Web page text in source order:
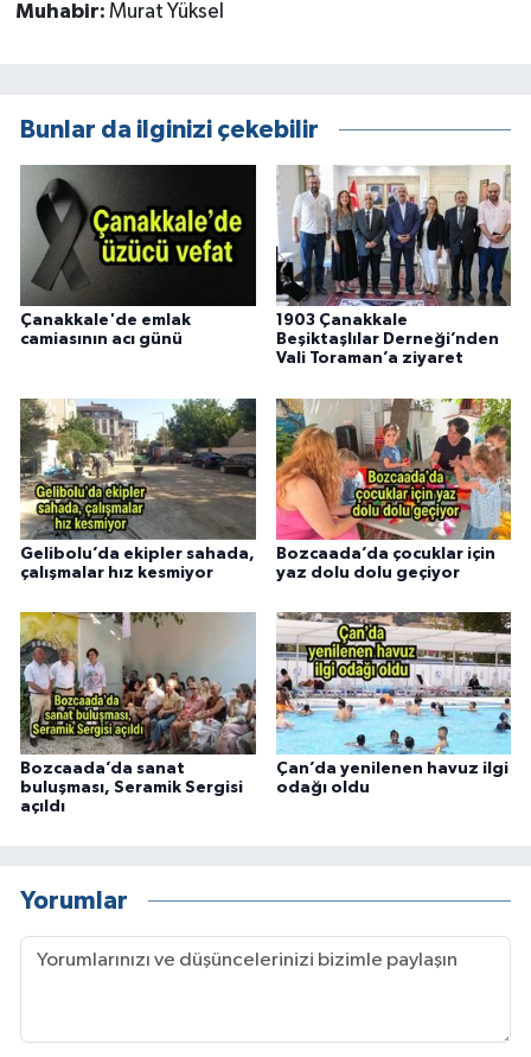
Muhabir: Murat Yüksel
Bunlar da ilginizi çekebilir
Çanakkale'de emlak
camiasının acı günü
1903 Çanakkale
Beşiktaşlılar Derneği’nden
Vali Toraman’a ziyaret
Gelibolu’da ekipler sahada,
çalışmalar hız kesmiyor
Bozcaada’da çocuklar için
yaz dolu dolu geçiyor
Bozcaada’da sanat
buluşması, Seramik Sergisi
açıldı
Çan’da yenilenen havuz ilgi
odağı oldu
Yorumlar